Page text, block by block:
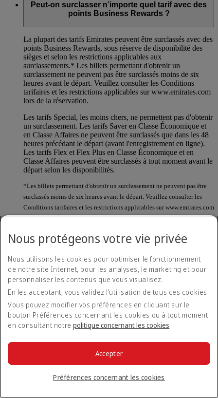
Peut-on surclasser n’importe quel tarif avec des
points Business Rewards ?
La plupart des tarifs Emirates peuvent être surclassés avec des
points Business Rewards, sous réserve de disponibilité des
sièges et selon les restrictions applicables aux
surclassements.* Les billets permettant d'obtenir un
surclassement ne peuvent pas être surclassés moins de six
heures avant le départ. Veuillez consulter les Conditions
tarifaires et les restrictions applicables sur www.emirates.com
lors de la réservation.
Les tarifs Special, les moins chers, ne permettent pas d'obtenir
un surclassement. Les tarifs Saver en Classe Économique et
en Classe Affaires ne peuvent être surclassés que dans les 48
heures précédant le départ (avant l'enregistrement en ligne).
Les tarifs Flex et Flex Plus en Classe Économique et en
Classe Affaires peuvent être surclassés à tout moment avant le
départ selon les disponibilités.
*Les billets permettant d'obtenir un surclassement ne peuvent pas être
surclassés moins de six heures avant le départ. Veuillez consulter les
Conditions tarifaires et les restrictions applicables sur www.emirates.com
lors de la réservation.
Dois-je obligatoirement demander un
surclassement pour tous les passagers figurant
sur la réservation ou puis-je le faire pour un
passager seulement ?
Vous devrez surclasser tous les passagers de la réservation.
Comment puis-je savoir combien de points sont
Le nombre de points nécessaire pour un surclassement
Dynamic Reward dépend de la disponibilité des sièges et de
la différence de tarifs entre les deux classes. Le nombre de
Nous protégeons votre vie privée
Nous utilisons les cookies pour optimiser le fonctionnement
de notre site Internet, pour les analyses, le marketing et pour
personnaliser les contenus que vous visualisez.
En les acceptant, vous validez l’utilisation de tous ces cookies.
Vous pouvez modifier vos préférences en cliquant sur le
bouton Préférences concernant les cookies ou à tout moment
en consultant notrepolitique concernant les cookies.
Préférences concernant les cookies
Accepter